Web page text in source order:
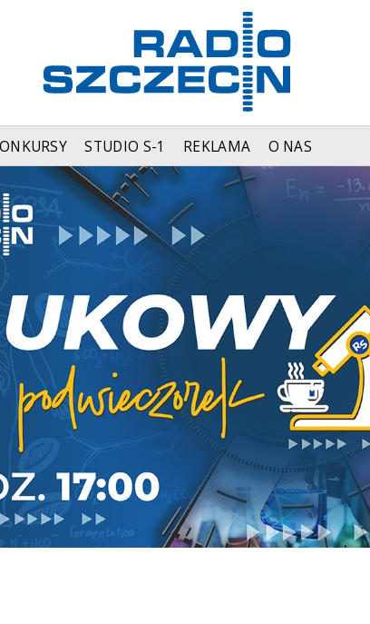
STUDIO S-1 REKLAMA O NAS